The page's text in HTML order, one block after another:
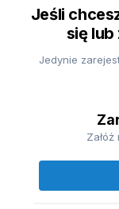
Jeśli
się
Jedynie